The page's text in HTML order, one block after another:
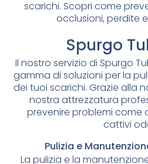
scarichi. Scopri come
occlusioni, perdite
Spurgo
Il nostro servizio di Spurgo
gamma di soluzioni per la
dei tuoi scarichi. Grazie alla
nostra attrezzatura
prevenire problemi come
cattivi
Pulizia e
La pulizia e la